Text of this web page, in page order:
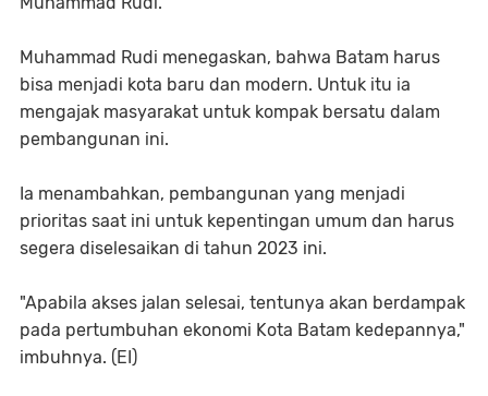
Muhammad Rudi menegaskan, bahwa Batam harus
bisa menjadi kota baru dan modern. Untuk itu ia
mengajak masyarakat untuk kompak bersatu dalam
pembangunan ini.
Ia menambahkan, pembangunan yang menjadi
prioritas saat ini untuk kepentingan umum dan harus
segera diselesaikan di tahun 2023 ini.
"Apabila akses jalan selesai, tentunya akan berdampak
pada pertumbuhan ekonomi Kota Batam kedepannya,"
imbuhnya. (EI)